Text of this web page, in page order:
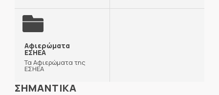
Αφιερώματα
ΕΣΗΕΑ
Τα Αφιερώματα της
ΕΣΗΕΑ
ΣΗΜΑΝΤΙΚΑ